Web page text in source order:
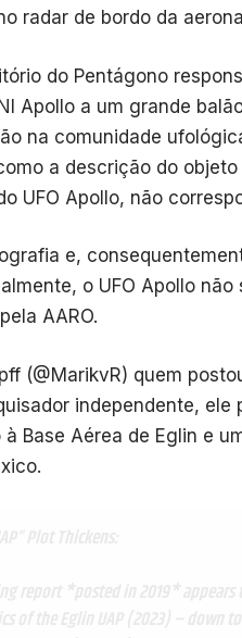
radar de bordo da
do Pentágono
Apollo a um grande
na comunidade
a descrição do
UFO Apollo, não
e,
o UFO Apollo
AARO.
(@MarikvR) quem
independente, ele
Base Aérea de Eglin e